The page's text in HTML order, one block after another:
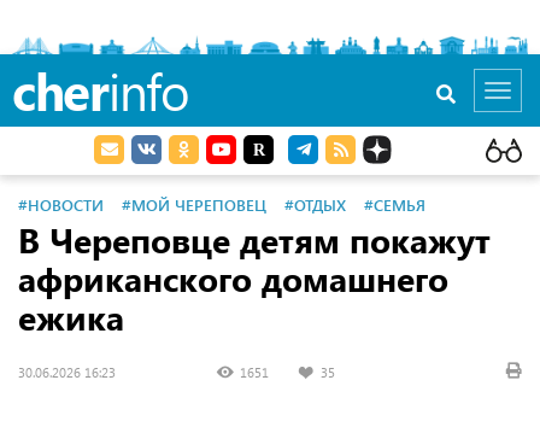
cherinfo
#НОВОСТИ #МОЙ ЧЕРЕПОВЕЦ #ОТДЫХ #СЕМЬЯ
В Череповце детям покажут
африканского домашнего
ежика
30.06.2026 16:23 1651 35